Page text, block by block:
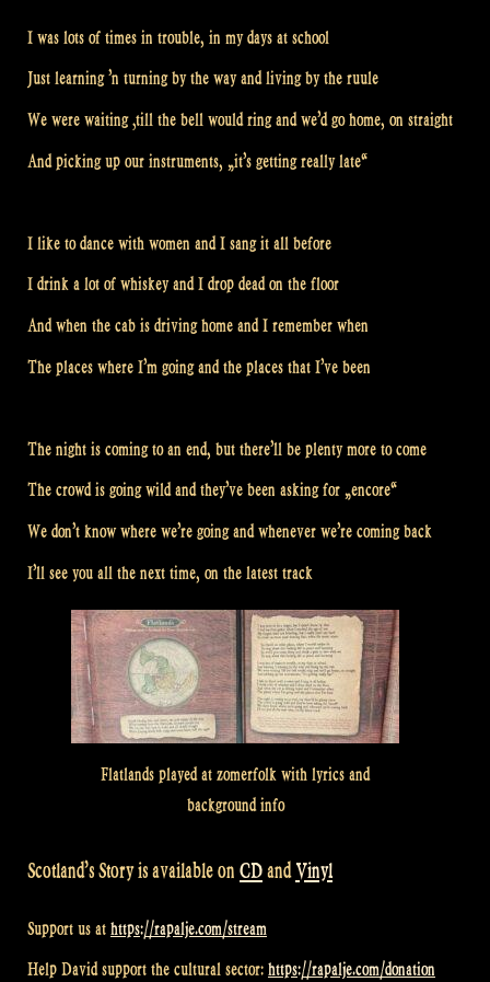
I was lots of times in trouble, in my days at school
Just learning ’n turning by the way and living by the ruule
We were waiting ‚till the bell would ring and we’d go home, on straight
And picking up our instruments, „it’s getting really late“
I like to dance with women and I sang it all before
I drink a lot of whiskey and I drop dead on the floor
And when the cab is driving home and I remember when
The places where I’m going and the places that I’ve been
The night is coming to an end, but there’ll be plenty more to come
The crowd is going wild and they’ve been asking for „encore“
We don’t know where we’re going and whenever we’re coming back
I’ll see you all the next time, on the latest track
Flatlands played at zomerfolk with lyrics and
background info
Scotland’s Story is available on CDandVinyl
Support us at https://rapalje.com/stream
Help David support the cultural sector: https://rapalje.com/donation